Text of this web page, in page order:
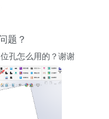
题？
孔怎么用的？谢谢